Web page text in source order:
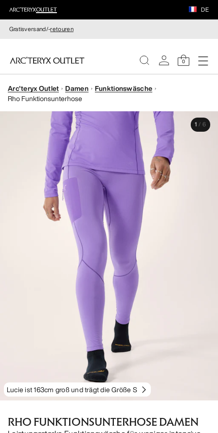
DE
Gratisversand/-retouren
0
DAMEN
HERREN
Arc'teryx Outlet Damen
Funktionswäsche
Rho Funktionsunterhose
Lucie ist 163cm groß und trägt die Größe S
1 / 6
RHO FUNKTIONSUNTERHOSE DAMEN